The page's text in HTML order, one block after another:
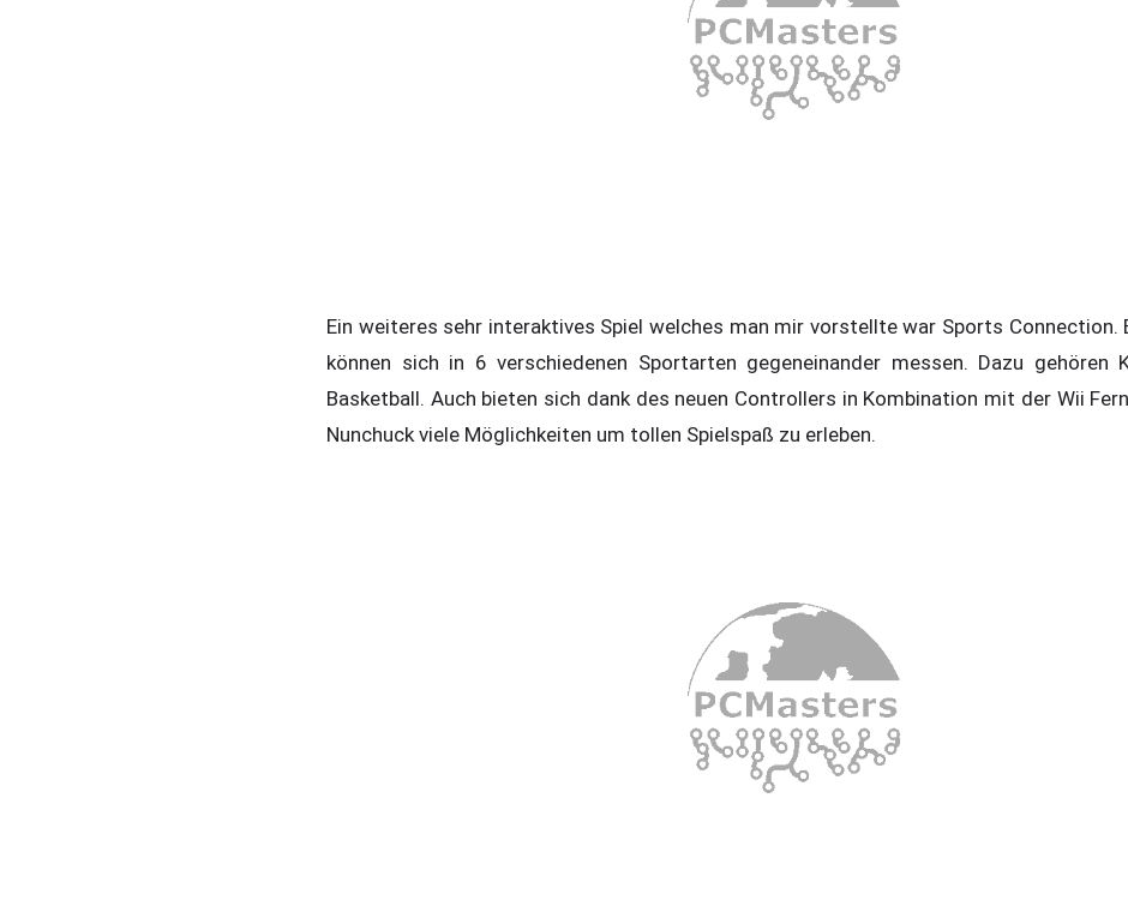
Ein weiteres sehr interaktives Spiel welches man mir vorstellte war Sports Connection.
können sich in 6 verschiedenen Sportarten gegeneinander messen. Dazu gehören
Basketball. Auch bieten sich dank des neuen Controllers in Kombination mit der Wii
Nunchuck viele Möglichkeiten um tollen Spielspaß zu erleben.